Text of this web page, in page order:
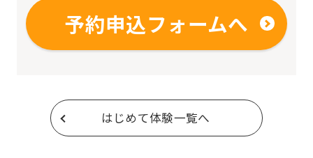
予約申込フォームへ
はじめて体験一覧へ